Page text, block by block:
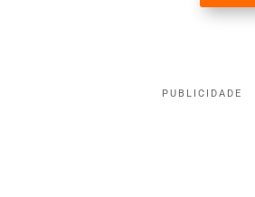
PUBLICIDADE